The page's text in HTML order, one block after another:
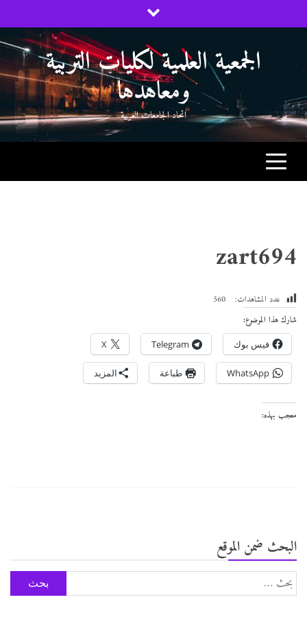
to
الجمعية العلمية لكليات التربية
ومعاهدها
اتحاد الجامعات العربية
zart694
عدد المشاهدات:
560
شارك هذا الموضوع:
فيس بوك Telegram
X
WhatsApp طباعة المزيد
معجب بهذه:
البحث ضمن الموقع
البحث
عن: